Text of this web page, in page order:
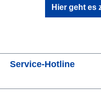
Hier geht es
Service-Hotline